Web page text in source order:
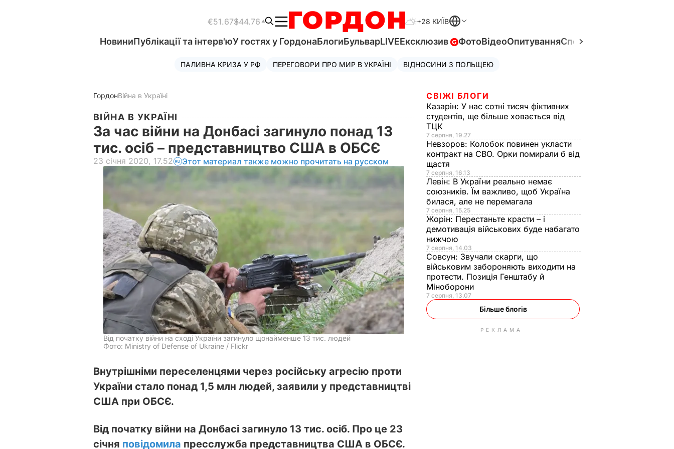
€51.67$44.76 +28 КИЇВ
НовиниПублікації та інтерв'юУ гостях у ГордонаБлогиБульварLIVEЕксклюзив ФотоВідеоОпитуванняСпецпроєкти
ПАЛИВНА КРИЗА У РФ ПЕРЕГОВОРИ ПРО МИР В УКРАЇНІ ВІДНОСИНИ З ПОЛЬЩЕЮ
ГордонВійна в Україні
ВІЙНА В УКРАЇНІ
За час війни на Донбасі загинуло понад 13
тис. осіб – представництво США в ОБСЄ
23 січня 2020, 17.52 Этот материал также можно прочитать на русском
Від початку війни на сході України загинуло щонайменше 13 тис. людей
Фото: Ministry of Defense of Ukraine / Flickr
Внутрішніми переселенцями через російську агресію проти
України стало понад 1,5 млн людей, заявили у представництві
США при ОБСЄ.
Від початку війни на Донбасі загинуло 13 тис. осіб. Про це 23
січня повідомила пресслужба представництва США в ОБСЄ.
СВІЖІ БЛОГИ
Казарін: У нас сотні тисяч фіктивних
студентів, ще більше ховається від
ТЦК
7 серпня, 19.27
Невзоров: Колобок повинен укласти
контракт на СВО. Орки помирали б від
щастя
7 серпня, 16.13
Левін: В України реально немає
союзників. Їм важливо, щоб Україна
билася, але не перемагала
7 серпня, 15.25
Жорін: Перестаньте красти – і
демотивація військових буде набагато
нижчою
7 серпня, 14.03
Совсун: Звучали скарги, що
військовим забороняють виходити на
протести. Позиція Генштабу й
Міноборони
7 серпня, 13.07
Більше блогів
РЕКЛАМА